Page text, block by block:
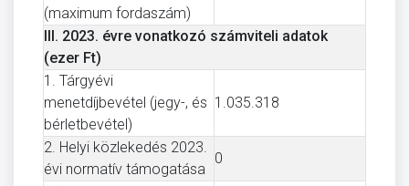
(maximum fordaszám)
III. 2023. évre vonatkozó számviteli adatok
(ezer Ft)
1. Tárgyévi
menetdíjbevétel (jegy-, és
bérletbevétel)
1.035.318
2. Helyi közlekedés 2023.
évi normatív támogatása
0